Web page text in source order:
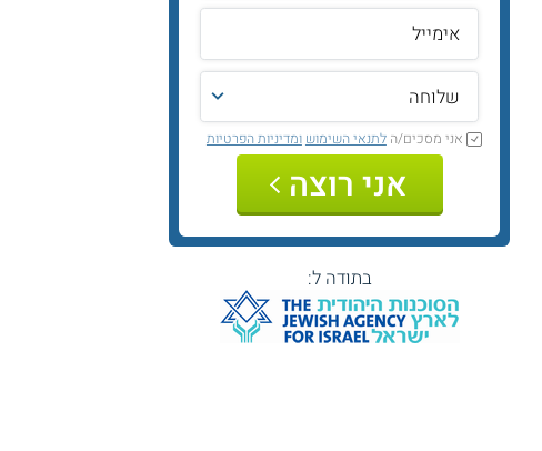
אני מסכים/הלתנאי השימוש ומדיניות הפרטיות
אני רוצה
בתודה ל: